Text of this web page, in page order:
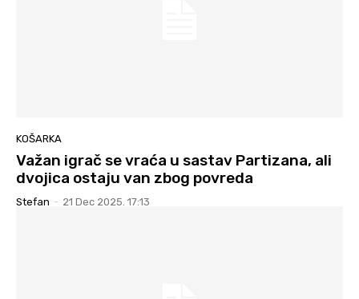
KOŠARKA
Važan igrač se vraća u sastav Partizana, ali
dvojica ostaju van zbog povreda
Stefan - 21 Dec 2025. 17:13